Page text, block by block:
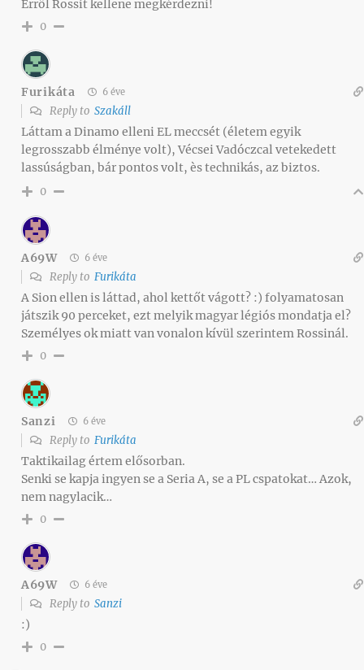
Erről Rossit kellene megkérdezni!
0
Furikáta 6 éve
Reply to Szakáll
Láttam a Dinamo elleni EL meccsét (életem egyik
legrosszabb élménye volt), Vécsei Vadóczcal vetekedett
lassúságban, bár pontos volt, ès technikás, az biztos.
0
A69W 6 éve
Reply to Furikáta
A Sion ellen is láttad, ahol kettőt vágott? :) folyamatosan
játszik 90 perceket, ezt melyik magyar légiós mondatja el?
Személyes ok miatt van vonalon kívül szerintem Rossinál.
0
Sanzi 6 éve
Reply to Furikáta
Taktikailag értem elősorban.
Senki se kapja ingyen se a Seria A, se a PL cspatokat… Azok,
nem nagylacik…
0
A69W 6 éve
Reply to Sanzi
:)
0